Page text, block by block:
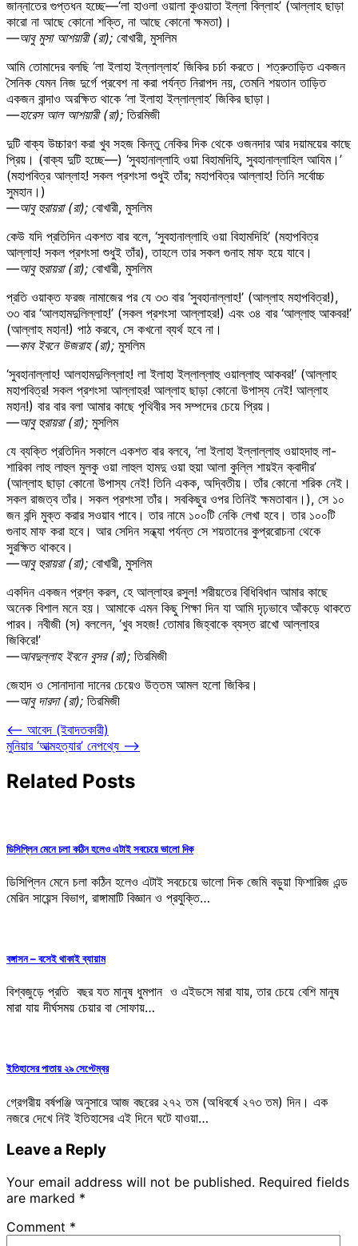
জান্নাতের গুপ্তধন হচ্ছে—‘লা হাওলা ওয়ালা কুওয়াতা ইল্লা বিল্লাহ’ (আল্লাহ ছাড়া
কারো না আছে কোনো শক্তি, না আছে কোনো ক্ষমতা)।
—আবু মুসা আশয়ারী (রা); বোখারী, মুসলিম
আমি তোমাদের বলছি ‘লা ইলাহা ইল্লাল্লাহ’ জিকির চর্চা করতে। শত্রুতাড়িত একজন
সৈনিক যেমন নিজ দুর্গে প্রবেশ না করা পর্যন্ত নিরাপদ নয়, তেমনি শয়তান তাড়িত
একজন বান্দাও অরক্ষিত থাকে ‘লা ইলাহা ইল্লাল্লাহ’ জিকির ছাড়া।
—হারেস আল আশয়ারী (রা); তিরমিজী
দুটি বাক্য উচ্চারণ করা খুব সহজ কিন্তু নেকির দিক থেকে ওজনদার আর দয়াময়ের কাছে
প্রিয়। (বাক্য দুটি হচ্ছে—) ‘সুবহানাল্লাহি ওয়া বিহামদিহি, সুবহানাল্লাহিল আযিম।’
(মহাপবিত্র আল্লাহ! সকল প্রশংসা শুধুই তাঁর; মহাপবিত্র আল্লাহ! তিনি সর্বোচ্চ
সুমহান।)
—আবু হুরায়রা (রা); বোখারী, মুসলিম
কেউ যদি প্রতিদিন একশত বার বলে, ‘সুবহানাল্লাহি ওয়া বিহামদিহি’ (মহাপবিত্র
আল্লাহ! সকল প্রশংসা শুধুই তাঁর), তাহলে তার সকল গুনাহ মাফ হয়ে যাবে।
—আবু হুরায়রা (রা); বোখারী, মুসলিম
প্রতি ওয়াক্ত ফরজ নামাজের পর যে ৩৩ বার ‘সুবহানাল্লাহ!’ (আল্লাহ মহাপবিত্র!),
৩৩ বার ‘আলহামদুলিল্লাহ!’ (সকল প্রশংসা আল্লাহর!) এবং ৩৪ বার ‘আল্লাহু আকবর!’
(আল্লাহ মহান!) পাঠ করবে, সে কখনো ব্যর্থ হবে না।
—কাব ইবনে উজরাহ (রা); মুসলিম
‘সুবহানাল্লাহ! আলহামদুলিল্লাহ! লা ইলাহা ইল্লাল্লাহু ওয়াল্লাহু আকবর!’ (আল্লাহ
মহাপবিত্র! সকল প্রশংসা আল্লাহর! আল্লাহ ছাড়া কোনো উপাস্য নেই! আল্লাহ
মহান!) বার বার বলা আমার কাছে পৃথিবীর সব সম্পদের চেয়ে প্রিয়।
—আবু হুরায়রা (রা); মুসলিম
যে ব্যক্তি প্রতিদিন সকালে একশত বার বলবে, ‘লা ইলাহা ইল্লাল্লাহু ওয়াহদাহু লা-
শারিকা লাহু লাহুল মুলকু ওয়া লাহুল হামদু ওয়া হুয়া আলা কুল্লি শায়ইন ক্বাদীর’
(আল্লাহ ছাড়া কোনো উপাস্য নেই! তিনি একক, অদ্বিতীয়। তাঁর কোনো শরিক নেই।
সকল রাজত্ব তাঁর। সকল প্রশংসা তাঁর। সবকিছুর ওপর তিনিই ক্ষমতাবান।), সে ১০
জন বন্দি মুক্ত করার সওয়াব পাবে। তার নামে ১০০টি নেকি লেখা হবে। তার ১০০টি
গুনাহ মাফ করা হবে। আর সেদিন সন্ধ্যা পর্যন্ত সে শয়তানের কুপ্ররোচনা থেকে
সুরক্ষিত থাকবে।
—আবু হুরায়রা (রা); বোখারী, মুসলিম
একদিন একজন প্রশ্ন করল, হে আল্লাহর রসুল! শরীয়তের বিধিবিধান আমার কাছে
অনেক বিশাল মনে হয়। আমাকে এমন কিছু শিক্ষা দিন যা আমি দৃঢ়ভাবে আঁকড়ে থাকতে
পারব। নবীজী (স) বললেন, ‘খুব সহজ! তোমার জিহ্বাকে ব্যস্ত রাখো আল্লাহর
জিকিরে!’
—আবদুল্লাহ ইবনে বুসর (রা); তিরমিজী
জেহাদ ও সোনাদানা দানের চেয়েও উত্তম আমল হলো জিকির।
—আবু দারদা (রা); তিরমিজী
Post
navigation
⟵ আবেদ (ইবাদতকারী)
মুনিয়ার ‘আত্মহত্যার’ নেপথ্যে ⟶
Related Posts
ডিসিপ্লিন মেনে চলা কঠিন হলেও এটাই সবচেয়ে ভালো দিক
ডিসিপ্লিন মেনে চলা কঠিন হলেও এটাই সবচেয়ে ভালো দিক জেমি বড়ুয়া ফিশারিজ এন্ড
মেরিন সায়েন্স বিভাগ, রাঙ্গামাটি বিজ্ঞান ও প্রযুক্তি…
বঙ্গাসন – বসেই থাকাই ব্যায়াম
বিশ্বজুড়ে প্রতি বছর যত মানুষ ধুমপান ও এইডসে মারা যায়, তার চেয়ে বেশি মানুষ
মারা যায় দীর্ঘসময় চেয়ার বা সোফায়…
ইতিহাসের পাতায় ২৯ সেপ্টেম্বর
গ্রেগরীয় বর্ষপঞ্জি অনুসারে আজ বছরের ২৭২ তম (অধিবর্ষে ২৭৩ তম) দিন। এক
নজরে দেখে নিই ইতিহাসের এই দিনে ঘটে যাওয়া…
Leave a Reply
Your email address will not be published. Required fields
are marked *
Comment *